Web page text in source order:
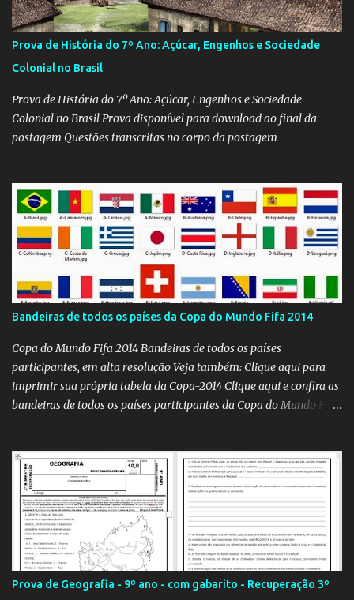
Prova de História do 7º Ano: Açúcar, Engenhos e Sociedade
Colonial no Brasil
Prova de História do 7º Ano: Açúcar, Engenhos e Sociedade
Colonial no Brasil Prova disponível para download ao final da
postagem Questões transcritas no corpo da postagem
Bandeiras de todos os países da Copa do Mundo Fifa 2014
Copa do Mundo Fifa 2014 Bandeiras de todos os países
participantes, em alta resolução Veja também: Clique aqui para
imprimir sua própria tabela da Copa-2014 Clique aqui e confira as
bandeiras de todos os países participantes da Copa do Mundo Fifa
Com um evento como a Copa do Mundo ocorrendo no Brasil,
independentemente se você seja do time 'Viva Copa' ou do time
'Não vai ter Copa', uma hora ou outra acaba precisando das
bandeiras dos países que participarão do evento (para exaltá-los
ou para estraçalhá-los). Principalmente se você for aluno ou
professor! Provavelmente sua escola fará alguma atividade
relacionada ao assunto. Aí, precisa correr para o Google Imagens,
achar a bandeira correta, com a resolução adequada... a maior
Prova de Geografia - 9º ano - com gabarito - Recuperação 3º